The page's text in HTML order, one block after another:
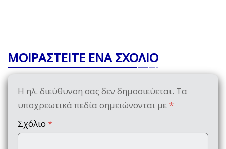
ΜΟΙΡΑΣΤΕΙΤΕ ΕΝΑ ΣΧΟΛΙΟ
Η ηλ. διεύθυνση σας δεν δημοσιεύεται. Τα
υποχρεωτικά πεδία σημειώνονται με *
Σχόλιο *